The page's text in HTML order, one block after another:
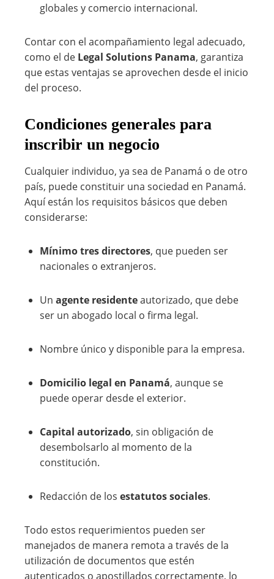
globales y comercio internacional.
Contar con el acompañamiento legal adecuado,
como el de Legal Solutions Panama, garantiza
que estas ventajas se aprovechen desde el inicio
del proceso.
Condiciones generales para
inscribir un negocio
Cualquier individuo, ya sea de Panamá o de otro
país, puede constituir una sociedad en Panamá.
Aquí están los requisitos básicos que deben
considerarse:
Mínimo tres directores, que pueden ser
nacionales o extranjeros.
Un agente residenteautorizado, que debe
ser un abogado local o firma legal.
Nombre único y disponible para la empresa.
Domicilio legal en Panamá, aunque se
puede operar desde el exterior.
Capital autorizado, sin obligación de
desembolsarlo al momento de la
constitución.
Redacción de los estatutos sociales.
Todo estos requerimientos pueden ser
manejados de manera remota a través de la
utilización de documentos que estén
autenticados o apostillados correctamente, lo